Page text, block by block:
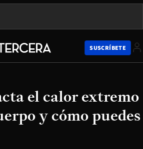
SUSCRÍBETE
el calor extremo
y cómo puedes